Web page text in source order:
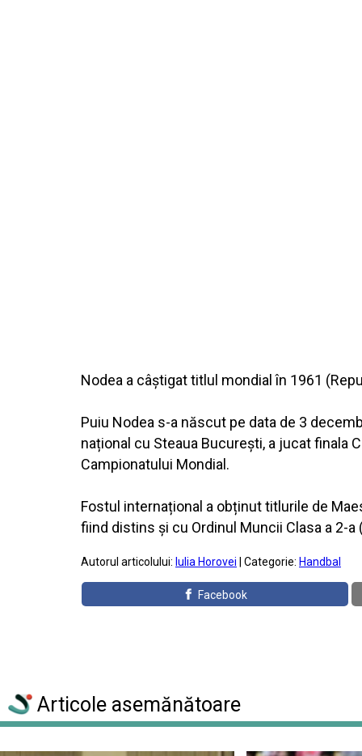
Nodea a câștigat titlul mondial în 1961
Puiu Nodea s-a născut pe data de 3
național cu Steaua București, a jucat finala
Campionatului Mondial.
Fostul internațional a obținut titlurile de
fiind distins și cu Ordinul Muncii Clasa a 2-
Autorul articolului: Iulia Horovei | Categorie: Handbal
Facebook
Articole asemănătoare